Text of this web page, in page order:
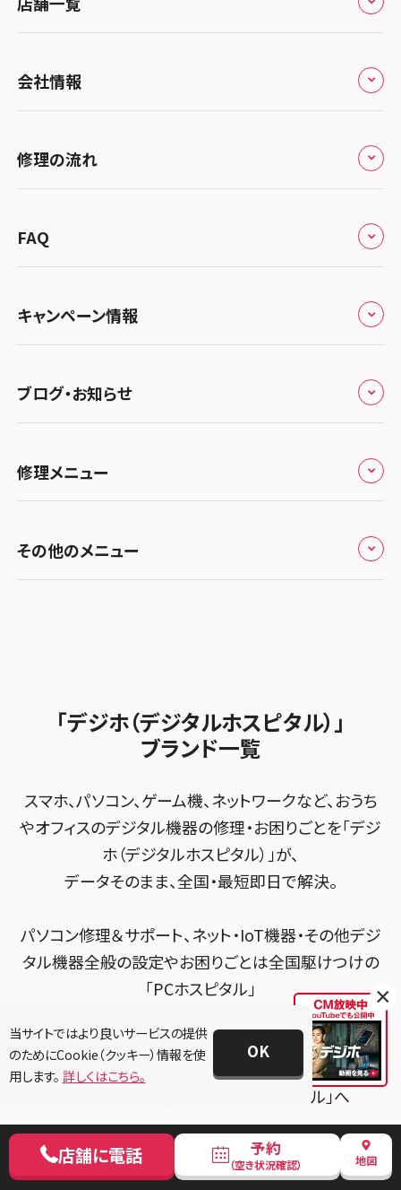
北海道・東北
スマホスピタル大丸札幌
関東
スマホスピタル宇都宮
スマホスピタル 高崎
スマホスピタル鴻巣
スマホスピタル テルル三芳
スマホスピタル 熊谷
スマホスピタル ゲオデジタルベース川口元郷
スマホスピタル埼玉大宮
スマホスピタル テルル蒲生
スマホスピタル テルル新越谷
スマホスピタル テルル草加花栗
スマホスピタル テルル東川口
スマホスピタル テルル松戸五香
スマホスピタル テルル宮野木
スマホスピタル千葉
スマホスピタル 大森
スマホスピタル練馬
スマホスピタル三軒茶屋
スマホスピタル 新宿
スマホスピタル 自由が丘
北陸・甲信越
スマホスピタルアル・プラザ小松
スマホスピタル 北陸総合修理センター
スマホスピタル 長野
東海
スマホスピタル岐阜
スマホスピタル 浜松
スマホスピタル静岡パルコ
スマホスピタル 藤枝
スマホスピタル名古屋駅前
スマホスピタル名古屋金山
スマホスピタル 大府
スマホスピタル 西枇杷島
スマホスピタル 尾張旭
スマホスピタル平和が丘
スマホスピタル春日井勝川
関西
スマホスピタル 大阪梅田
スマホスピタル by デジホ 梅田地下（うめちか）
スマホスピタル京橋
スマホスピタル難波
スマホスピタルイオンタウン茨木太田
スマホスピタル住道オペラパーク
スマホスピタル東大阪ロンモール布施
スマホスピタル堺
スマホスピタル 堺出張所
スマホスピタル京都河原町
スマホスピタル宇治槙島
スマホスピタル烏丸
スマホスピタル 京都宇治
スマホスピタル 福知山
スマホスピタル西宮北口
スマホスピタル by デジホ 姫路キャスパ
中国・四国
スマホスピタル岡山駅前
スマホスピタル西条
スマホスピタル by デジホ マークイズ福岡もも
ち
スマホスピタル福岡天神
スマホスピタル熊本下通
スマホスピタル GODOモバイル大分府内町
会社情報
会社概要
総務省登録業者
特定商取引法に関する表記
プライバシーポリシー
郵送修理依頼
修理の流れ
郵送修理の流れ
FAQ
キャンペーン情報
キャンペーン一覧
ブログ・お知らせ
お知らせ
修理メニュー
iPhone修理メニュー
MacBook修理メニュー
その他のメニュー
FCNTスマートフォン修理
「デジホ（デジタルホスピタル）」
ブランド一覧
スマホ、パソコン、ゲーム機、ネットワークなど、おうち
やオフィスのデジタル機器の修理・お困りごとを「デジ
ホ（デジタルホスピタル）」が、
データそのまま、全国・最短即日で解決。
パソコン修理＆サポート、ネット・IoT機器・その他デジ
タル機器全般の設定やお困りごとは全国駆けつけの
「PCホスピタル」
スマホ・iPhone・タブレット修理＆サポートは全国約
100店舗の「スマホスピタル」
Switch・PlayStation・Nintendo 3DSなどゲーム機修
理＆サポートは近くの「ゲームホスピタル」へ
店舗に電話 予約
（空き状況確認） 地図
×
当サイトではより良いサービスの提供
のためにCookie（クッキー）情報を使
用します。 詳しくはこちら。
OK